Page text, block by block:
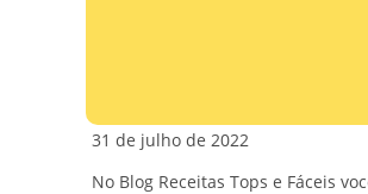
31 de julho de 2022
No Blog Receitas Tops e Fáceis